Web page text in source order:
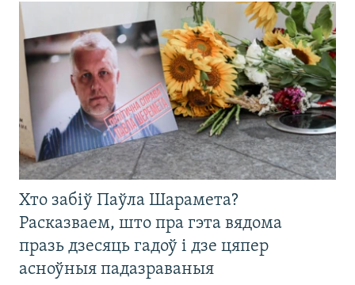
Хто забіў Паўла Шарамета?
Расказваем, што пра гэта вядома
празь дзесяць гадоў і дзе цяпер
асноўныя падазраваныя